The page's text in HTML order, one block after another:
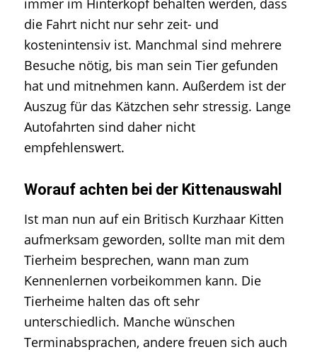
immer im Hinterkopf behalten werden, dass
die Fahrt nicht nur sehr zeit- und
kostenintensiv ist. Manchmal sind mehrere
Besuche nötig, bis man sein Tier gefunden
hat und mitnehmen kann. Außerdem ist der
Auszug für das Kätzchen sehr stressig. Lange
Autofahrten sind daher nicht
empfehlenswert.
Worauf achten bei der Kittenauswahl
Ist man nun auf ein Britisch Kurzhaar Kitten
aufmerksam geworden, sollte man mit dem
Tierheim besprechen, wann man zum
Kennenlernen vorbeikommen kann. Die
Tierheime halten das oft sehr
unterschiedlich. Manche wünschen
Terminabsprachen, andere freuen sich auch